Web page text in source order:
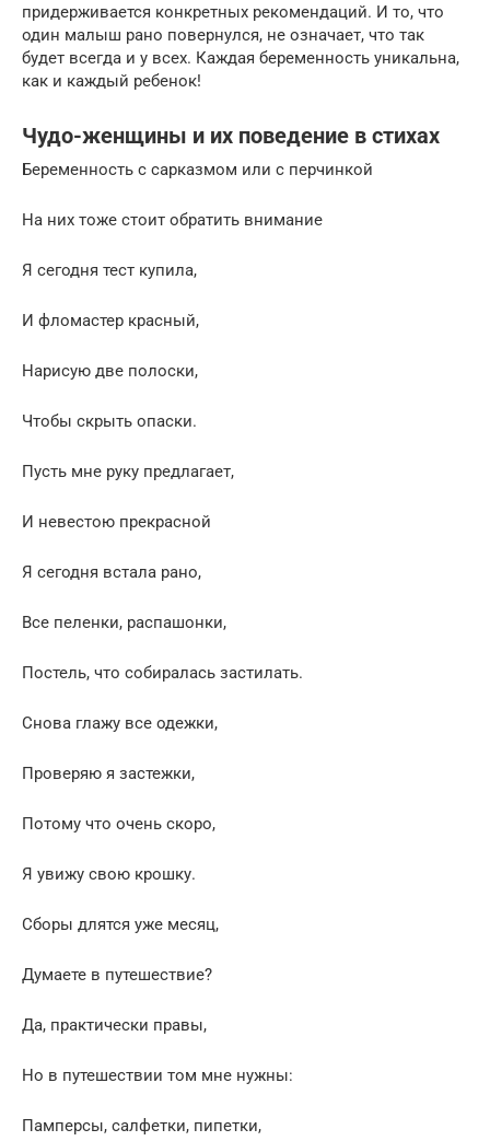
придерживается конкретных рекомендаций. И то, что
один малыш рано повернулся, не означает, что так
будет всегда и у всех. Каждая беременность уникальна,
как и каждый ребенок!
Чудо-женщины и их поведение в стихах
Беременность с сарказмом или с перчинкой
На них тоже стоит обратить внимание
Я сегодня тест купила,
И фломастер красный,
Нарисую две полоски,
Чтобы скрыть опаски.
Пусть мне руку предлагает,
И невестою прекрасной
Я сегодня встала рано,
Все пеленки, распашонки,
Постель, что собиралась застилать.
Снова глажу все одежки,
Проверяю я застежки,
Потому что очень скоро,
Я увижу свою крошку.
Сборы длятся уже месяц,
Думаете в путешествие?
Да, практически правы,
Но в путешествии том мне нужны:
Памперсы, салфетки, пипетки,